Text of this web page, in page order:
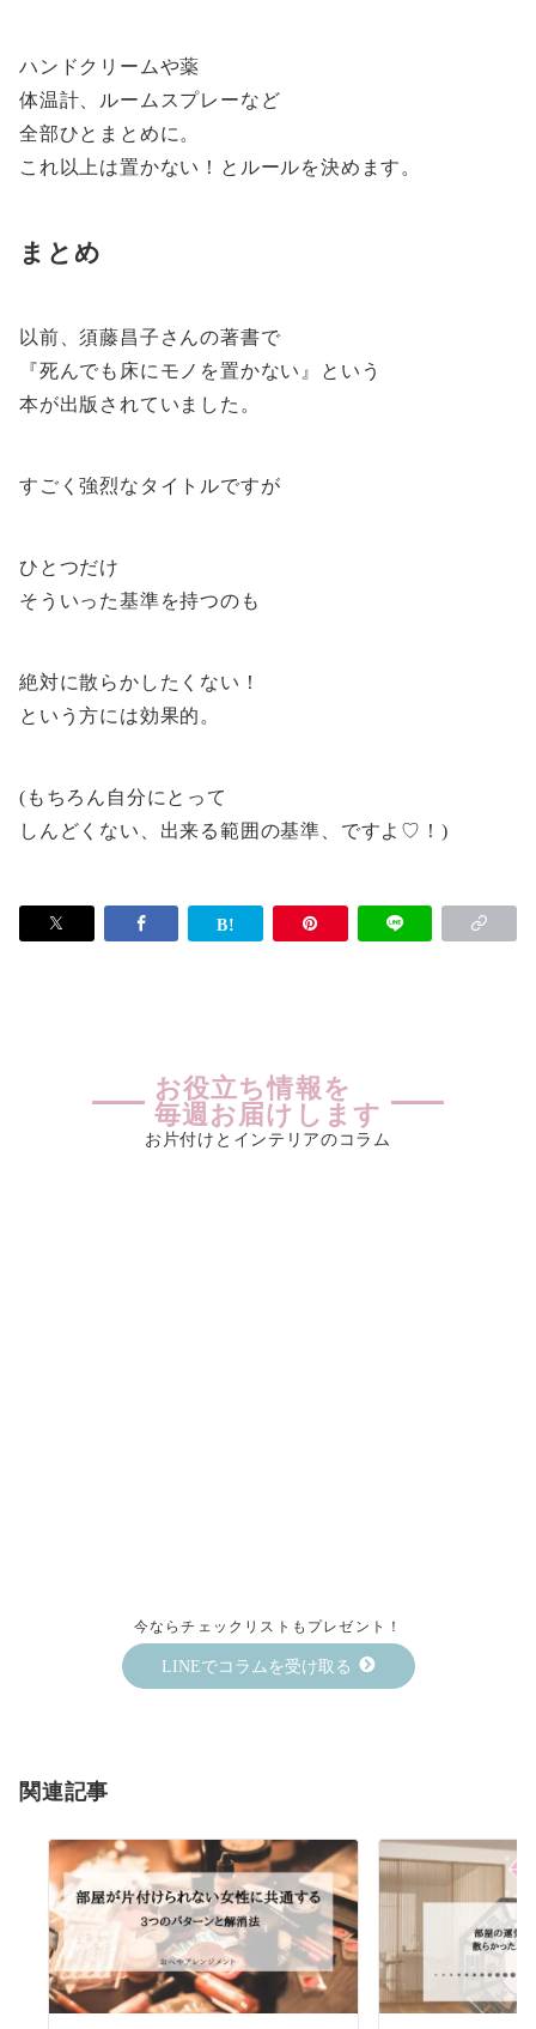
ハンドクリームや薬
体温計、ルームスプレーなど
全部ひとまとめに。
これ以上は置かない！とルールを決めます。
まとめ
以前、須藤昌子さんの著書で
『死んでも床にモノを置かない』という
本が出版されていました。
すごく強烈なタイトルですが
ひとつだけ
そういった基準を持つのも
絶対に散らかしたくない！
という方には効果的。
(もちろん自分にとって
しんどくない、出来る範囲の基準、ですよ♡！)
お役立ち情報を
毎週お届けします
お片付けとインテリアのコラム
今ならチェックリストもプレゼント！
LINEでコラムを受け取る
関連記事